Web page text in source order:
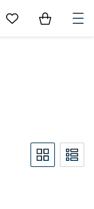
Go to My Favorites
Items in